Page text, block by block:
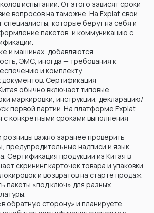
испытаний. От этого зависят сроки
вопросов на таможне. На Explat свои
специалисты, которые берут на себя и
пакетов, и коммуникацию с
и машинах, добавляются
ЭМС, иногда — требования к
и комплекту
документов. Сертификация
обычно включает типовые
маркировки, инструкции, декларацию/
первой партии. На платформе Explat
с конкретными сроками выполнения
важно заранее проверить
предупредительные надписи и язык
Сертификация продукции из Китая в
скрининг карточек товара и упаковки,
и возвратов на старте продаж.
пакеты «под ключ» для разных
обратную сторону» и планируете